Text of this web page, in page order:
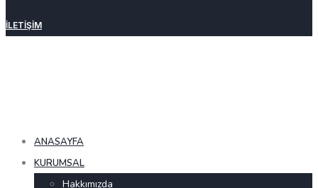
İLETIŞIM
ANASAYFA
KURUMSAL
Hakkımızda